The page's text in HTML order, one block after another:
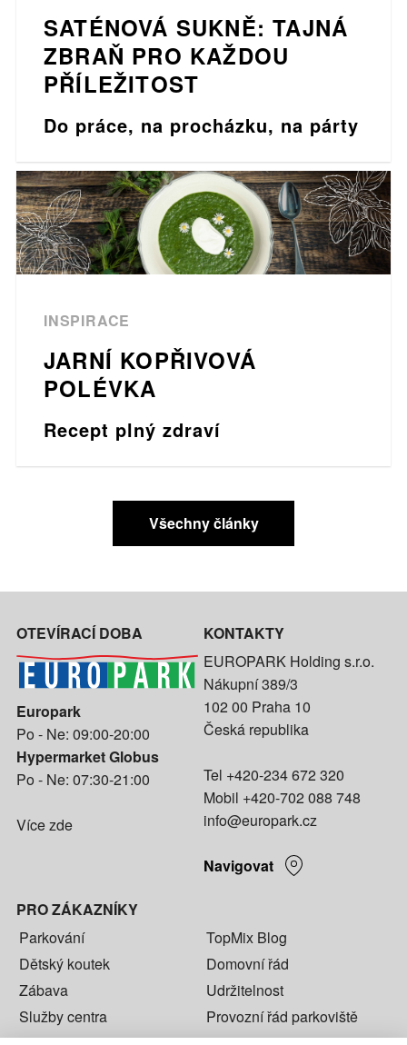
SATÉNOVÁ SUKNĚ: TAJNÁ
ZBRAŇ PRO KAŽDOU
PŘÍLEŽITOST
Do práce, na procházku, na párty
INSPIRACE
JARNÍ KOPŘIVOVÁ
POLÉVKA
Recept plný zdraví
Všechny články
OTEVÍRACÍ DOBA
Europark
Po - Ne: 09:00-20:00
Hypermarket Globus
Po - Ne: 07:30-21:00
Více zde
KONTAKTY
EUROPARK Holding s.r.o.
Nákupní 389/3
102 00 Praha 10
Česká republika
Tel +420-234 672 320
Mobil +420-702 088 748
info@europark.cz
Navigovat
PRO ZÁKAZNÍKY
Parkování
Dětský koutek
Zábava
Služby centra
TopMix Blog
Domovní řád
Udržitelnost
Provozní řád parkoviště